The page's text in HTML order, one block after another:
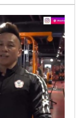
露幕後原因，直
未能合作。